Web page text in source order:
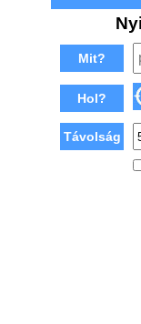
Mit?
Hol?
Távolság